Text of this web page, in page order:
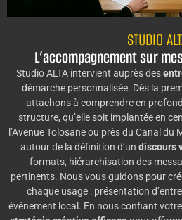
STUDIO
L’accompagnement sur
Studio ALTA intervient auprès des
démarche personnalisée. Dès la
attachons à comprendre en
structure, qu’elle soit implantée en
l’Avenue Tolosane ou près du Canal du
autour de la définition d’un discours
formats, hiérarchisation des
pertinents. Nous vous guidons pour
chaque usage : présentation
événement local. En nous confiant